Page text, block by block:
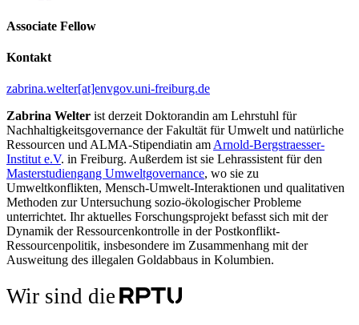
Associate Fellow
Kontakt
zabrina.welter[at]envgov.uni-freiburg.de
Zabrina Welter ist derzeit Doktorandin am Lehrstuhl für
Nachhaltigkeitsgovernance der Fakultät für Umwelt und natürliche
Ressourcen und ALMA-Stipendiatin am Arnold-Bergstraesser-
Institut e.V. in Freiburg. Außerdem ist sie Lehrassistent für den
Masterstudiengang Umweltgovernance, wo sie zu
Umweltkonflikten, Mensch-Umwelt-Interaktionen und qualitativen
Methoden zur Untersuchung sozio-ökologischer Probleme
unterrichtet. Ihr aktuelles Forschungsprojekt befasst sich mit der
Dynamik der Ressourcenkontrolle in der Postkonflikt-
Ressourcenpolitik, insbesondere im Zusammenhang mit der
Ausweitung des illegalen Goldabbaus in Kolumbien.
Wir sind die